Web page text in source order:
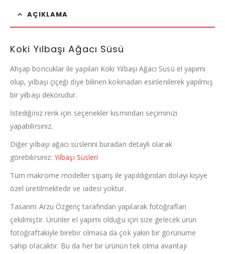
AÇIKLAMA
Koki Yılbaşı Ağacı Süsü
Ahşap boncuklar ile yapılan Koki Yılbaşı Ağacı Süsü el yapımı
olup, yılbaşı çiçeği diye bilinen kokinadan esinlenilerek yapılmış
bir yılbaşı dekorudur.
İstediğiniz renk için seçenekler kısmından seçiminizi
yapabilirsiniz.
Diğer yılbaşı ağacı süslerini buradan detaylı olarak
görebilirsiniz:Yılbaşı Süsleri
Tüm makrome modeller sipariş ile yapıldığından dolayı kişiye
özel üretilmektedir ve iadesi yoktur.
Tasarım Arzu Özgenç tarafından yapılarak fotoğrafları
çekilmiştir. Ürünler el yapımı olduğu için size gelecek ürün
fotoğraftakiyle birebir olmasa da çok yakın bir görünüme
sahip olacaktır. Bu da her bir ürünün tek olma avantajı